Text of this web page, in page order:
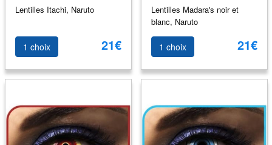
Lentilles Itachi, Naruto
1 choix 21€
Lentilles Madara's noir et
blanc, Naruto
1 choix 21€